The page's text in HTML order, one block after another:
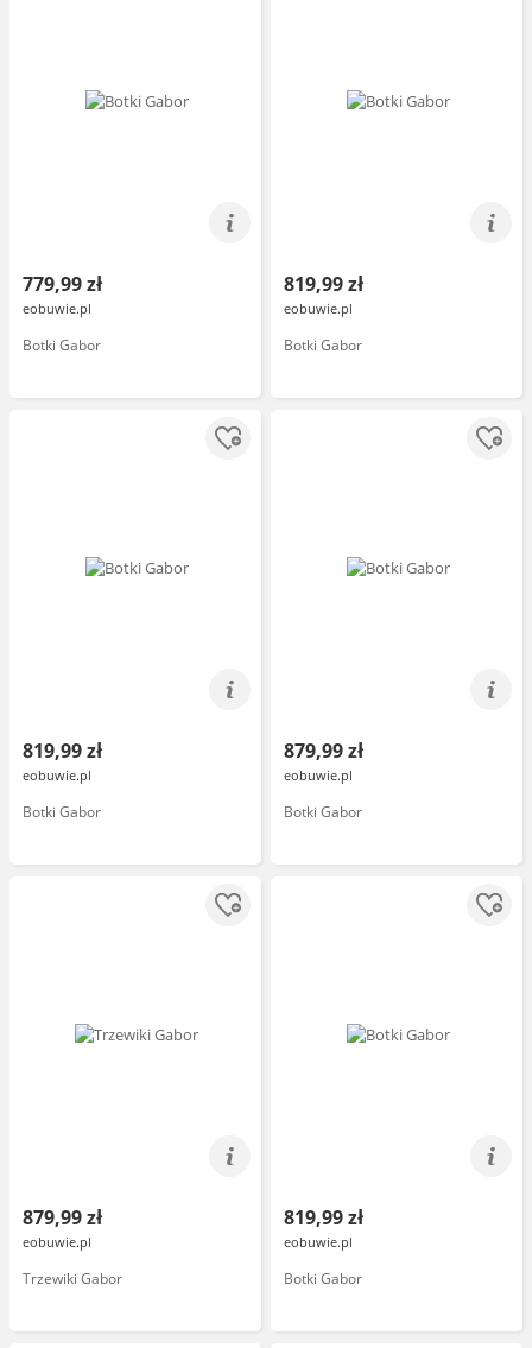
779,99 zł
eobuwie.pl
Botki Gabor
819,99 zł
eobuwie.pl
Botki Gabor
819,99 zł
eobuwie.pl
Botki Gabor
879,99 zł
eobuwie.pl
Botki Gabor
879,99 zł
eobuwie.pl
Trzewiki Gabor
819,99 zł
eobuwie.pl
Botki Gabor